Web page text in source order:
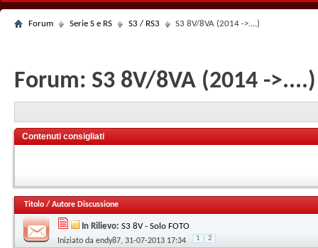
Forum Serie S e RS S3 / RS3 S3 8V/8VA (2014 ->....)
Forum: S3 8V/8VA (2014 ->....)
Contenuti consigliati
Titolo / Autore Discussione
In Rilievo: S3 8V - Solo FOTO
Iniziato da endy87, 31-07-2013 17:34 1 2